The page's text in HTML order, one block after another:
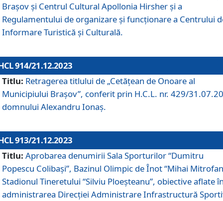
Brașov și Centrul Cultural Apollonia Hirsher și a
Regulamentului de organizare și funcționare a Centrului
Informare Turistică și Culturală.
914/21.12.2023
Titlu: Retragerea titlului de „Cetățean de Onoare al
Municipiului Brașov”, conferit prin H.C.L. nr. 429/
domnului Alexandru Ionaș.
913/21.12.2023
Titlu: Aprobarea denumirii Sala Sporturilor “Dumitru
Popescu Colibași”, Bazinul Olimpic de Înot “Mihai
Stadionul Tineretului “Silviu Ploeșteanu”, obiective aflate
administrarea Direcției Administrare Infrastructură